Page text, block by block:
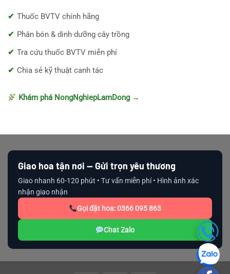
Thuốc BVTV chính hãng
Phân bón & dinh dưỡng cây trồng
Tra cứu thuốc BVTV miễn phí
Chia sẻ kỹ thuật canh tác
Khám phá NongNghiepLamDong →
Giao hoa tận nơi — Gửi trọn yêu thương
Giao nhanh 60-120 phút • Tư vấn miễn phí • Hình ảnh xác
nhận giao nhận
Gọi đặt hoa: 0366 095 863
Chat Zalo